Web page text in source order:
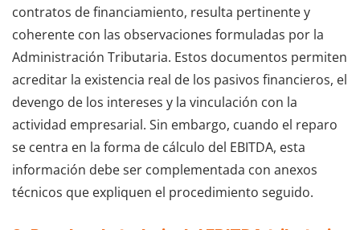
contratos de financiamiento, resulta pertinente y
coherente con las observaciones formuladas por la
Administración Tributaria. Estos documentos permiten
acreditar la existencia real de los pasivos financieros, el
devengo de los intereses y la vinculación con la
actividad empresarial. Sin embargo, cuando el reparo
se centra en la forma de cálculo del EBITDA, esta
información debe ser complementada con anexos
técnicos que expliquen el procedimiento seguido.